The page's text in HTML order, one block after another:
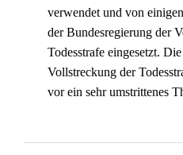
verwendet und von
der Bundesregierung der
Todesstrafe eingesetzt.
Vollstreckung der
vor ein sehr umstrittenes